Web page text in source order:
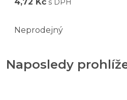
s DPH
Neprodejný
Naposledy